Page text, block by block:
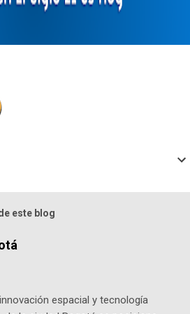
este blog
espacial y tecnología